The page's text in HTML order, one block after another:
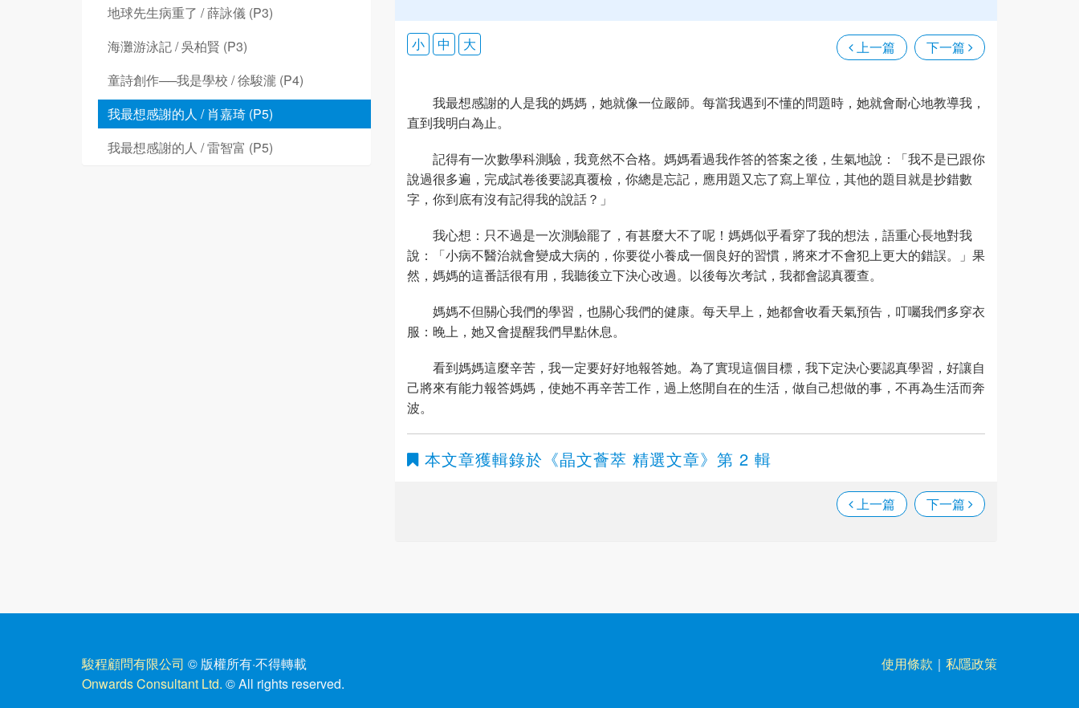
地球先生病重了 / 薛詠儀 (P3)
海灘游泳記 / 吳柏賢 (P3)
童詩創作──我是學校 / 徐駿瀧 (P4)
我最想感謝的人 / 肖嘉琦 (P5)
我最想感謝的人 / 雷智富 (P5)
上一篇 下一篇
小 中 大
我最想感謝的人是我的媽媽，她就像一位嚴師。每當我遇到不懂的問題時，她就會耐心地教導我，
直到我明白為止。
記得有一次數學科測驗，我竟然不合格。媽媽看過我作答的答案之後，生氣地說：「我不是已跟你
說過很多遍，完成試卷後要認真覆檢，你總是忘記，應用題又忘了寫上單位，其他的題目就是抄錯數
字，你到底有沒有記得我的說話？」
我心想：只不過是一次測驗罷了，有甚麼大不了呢！媽媽似乎看穿了我的想法，語重心長地對我
說：「小病不醫治就會變成大病的，你要從小養成一個良好的習慣，將來才不會犯上更大的錯誤。」果
然，媽媽的這番話很有用，我聽後立下決心改過。以後每次考試，我都會認真覆查。
媽媽不但關心我們的學習，也關心我們的健康。每天早上，她都會收看天氣預告，叮囑我們多穿衣
服：晚上，她又會提醒我們早點休息。
看到媽媽這麼辛苦，我一定要好好地報答她。為了實現這個目標，我下定決心要認真學習，好讓自
己將來有能力報答媽媽，使她不再辛苦工作，過上悠閒自在的生活，做自己想做的事，不再為生活而奔
波。
本文章獲輯錄於 《晶文薈萃 精選文章》 第 2 輯
上一篇 下一篇
駿程顧問有限公司 © 版權所有·不得轉載
Onwards Consultant Ltd. © All rights reserved.
使用條款 ｜ 私隱政策